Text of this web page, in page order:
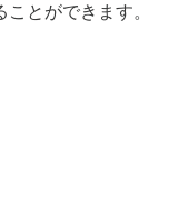
とができます。